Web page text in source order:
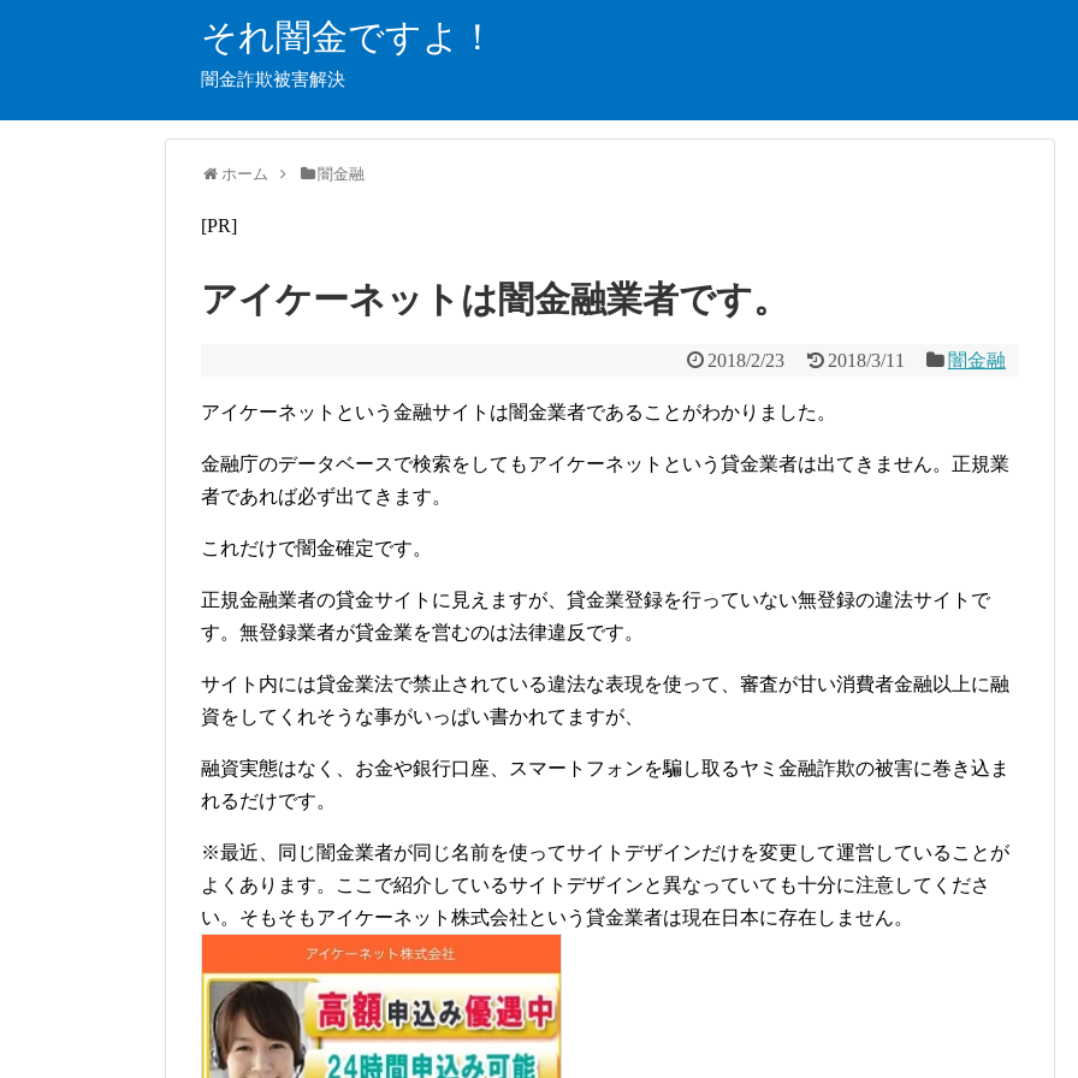
それ闇金ですよ！
闇金詐欺被害解決
ホーム 闇金融
[PR]
アイケーネットは闇金融業者です。
2018/2/23 2018/3/11 闇金融
アイケーネットという金融サイトは闇金業者であることがわかりました。
金融庁のデータベースで検索をしてもアイケーネットという貸金業者は出てきません。正規業
者であれば必ず出てきます。
これだけで闇金確定です。
正規金融業者の貸金サイトに見えますが、貸金業登録を行っていない無登録の違法サイトで
す。無登録業者が貸金業を営むのは法律違反です。
サイト内には貸金業法で禁止されている違法な表現を使って、審査が甘い消費者金融以上に融
資をしてくれそうな事がいっぱい書かれてますが、
融資実態はなく、お金や銀行口座、スマートフォンを騙し取るヤミ金融詐欺の被害に巻き込ま
れるだけです。
※最近、同じ闇金業者が同じ名前を使ってサイトデザインだけを変更して運営していることが
よくあります。ここで紹介しているサイトデザインと異なっていても十分に注意してくださ
い。そもそもアイケーネット株式会社という貸金業者は現在日本に存在しません。